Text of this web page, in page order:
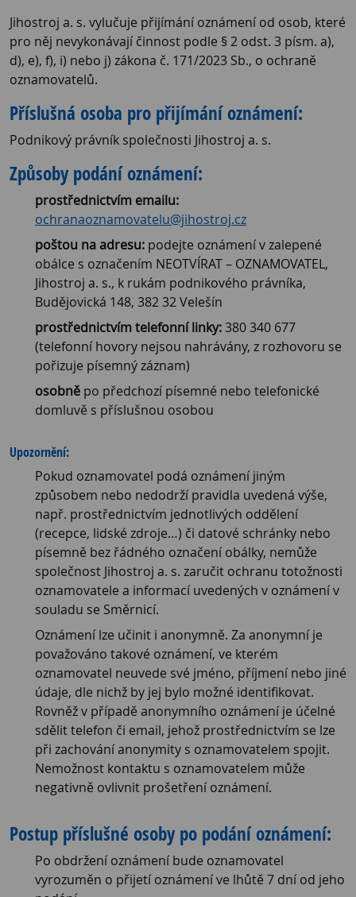
Jihostroj a. s. vylučuje přijímání oznámení od osob, které
pro něj nevykonávají činnost podle § 2 odst. 3 písm. a),
d), e), f), i) nebo j) zákona č. 171/2023 Sb., o ochraně
oznamovatelů.
Příslušná osoba pro přijímání oznámení:
Podnikový právník společnosti Jihostroj a. s.
Způsoby podání oznámení:
prostřednictvím emailu:
ochranaoznamovatelu@jihostroj.cz
poštou na adresu: podejte oznámení v zalepené
obálce s označením NEOTVÍRAT – OZNAMOVATEL,
Jihostroj a. s., k rukám podnikového právníka,
Budějovická 148, 382 32 Velešín
prostřednictvím telefonní linky:380 340 677
(telefonní hovory nejsou nahrávány, z rozhovoru se
pořizuje písemný záznam)
osobně po předchozí písemné nebo telefonické
domluvě s příslušnou osobou
Upozornění:
Pokud oznamovatel podá oznámení jiným
způsobem nebo nedodrží pravidla uvedená výše,
např. prostřednictvím jednotlivých oddělení
(recepce, lidské zdroje…) či datové schránky nebo
písemně bez řádného označení obálky, nemůže
společnost Jihostroj a. s. zaručit ochranu totožnosti
oznamovatele a informací uvedených v oznámení v
souladu se Směrnicí.
Oznámení lze učinit i anonymně. Za anonymní je
považováno takové oznámení, ve kterém
oznamovatel neuvede své jméno, příjmení nebo jiné
údaje, dle nichž by jej bylo možné identifikovat.
Rovněž v případě anonymního oznámení je účelné
sdělit telefon či email, jehož prostřednictvím se lze
při zachování anonymity s oznamovatelem spojit.
Nemožnost kontaktu s oznamovatelem může
negativně ovlivnit prošetření oznámení.
Postup příslušné osoby po podání oznámení:
Po obdržení oznámení bude oznamovatel
vyrozuměn o přijetí oznámení ve lhůtě 7 dní od jeho